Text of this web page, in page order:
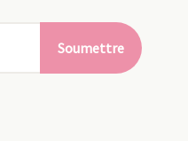
Soumettre